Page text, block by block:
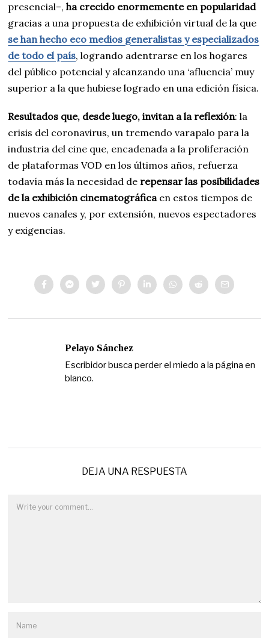
presencial–,ha crecido enormemente en popularidad
gracias a una propuesta de exhibición virtual de la que
se han hecho eco medios generalistas y especializados
de todo el país, logrando adentrarse en los hogares
del público potencial y alcanzando una ‘afluencia’ muy
superior a la que hubiese logrado en una edición física.
Resultados que, desde luego, invitan a la reflexión: la
crisis del coronavirus, un tremendo varapalo para la
industria del cine que, encadenada a la proliferación
de plataformas VOD en los últimos años, refuerza
todavía más la necesidad de repensar las posibilidades
de la exhibición cinematográficaen estos tiempos de
nuevos canales y, por extensión, nuevos espectadores
y exigencias.
Pelayo Sánchez
Escribidor busca perder el miedo a la página en
blanco.
DEJA UNA RESPUESTA